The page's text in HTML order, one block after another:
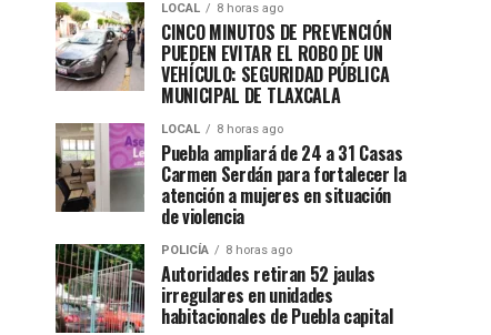
LOCAL 8 horas ago
CINCO MINUTOS DE PREVENCIÓN
PUEDEN EVITAR EL ROBO DE UN
VEHÍCULO: SEGURIDAD PÚBLICA
MUNICIPAL DE TLAXCALA
LOCAL 8 horas ago
Puebla ampliará de 24 a 31 Casas
Carmen Serdán para fortalecer la
atención a mujeres en situación
de violencia
POLICÍA 8 horas ago
Autoridades retiran 52 jaulas
irregulares en unidades
habitacionales de Puebla capital